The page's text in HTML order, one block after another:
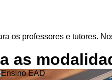
os professores e tutores.
as